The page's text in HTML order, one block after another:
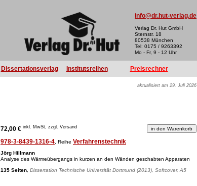
info@dr.hut-verlag.de
Verlag Dr. Hut GmbH
Sternstr. 18
80538 München
Tel: 0175 / 9263392
Mo - Fr, 9 - 12 Uhr
Dissertationsverlag Institutsreihen Preisrechner
aktualisiert am 29. Juli 2026
72,00 € inkl. MwSt, zzgl. Versand
978-3-8439-1316-4 , Reihe Verfahrenstechnik
Jörg Hillmann
Analyse des Wärmeübergangs in kurzen an den Wänden geschabten Apparaten
135 Seiten Dissertation Technische Universität Dortmund (2013), Softcover, A5